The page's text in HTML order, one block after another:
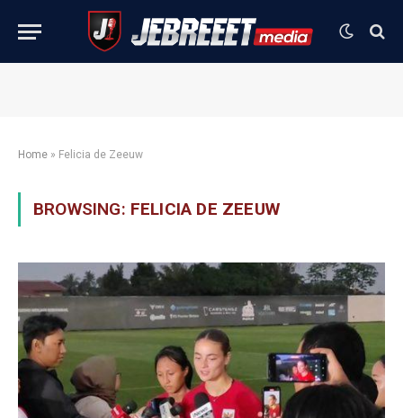
Home » Felicia de Zeeuw
BROWSING: FELICIA DE ZEEUW